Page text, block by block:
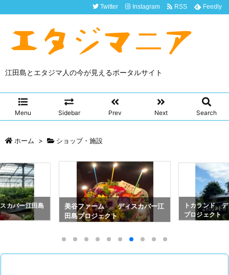
江田島とエタジマ人の今が見えるポータルサイト
Menu Sidebar Prev Next Search
Twitter Instagram RSS Feedly
ホーム > ショップ・施設
カバー江田島
美谷ファーム ディスカバー江
田島プロジェクト
トカランド デ
プロジェクト